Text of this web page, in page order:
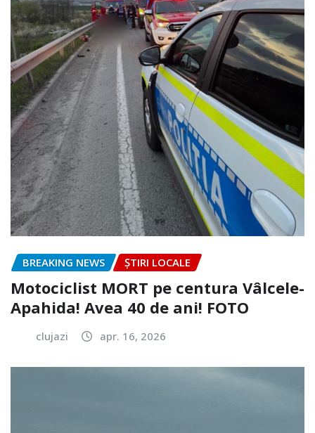
BREAKING NEWS ȘTIRI LOCALE
Motociclist MORT pe centura Vâlcele-
Apahida! Avea 40 de ani! FOTO
clujazi apr. 16, 2026